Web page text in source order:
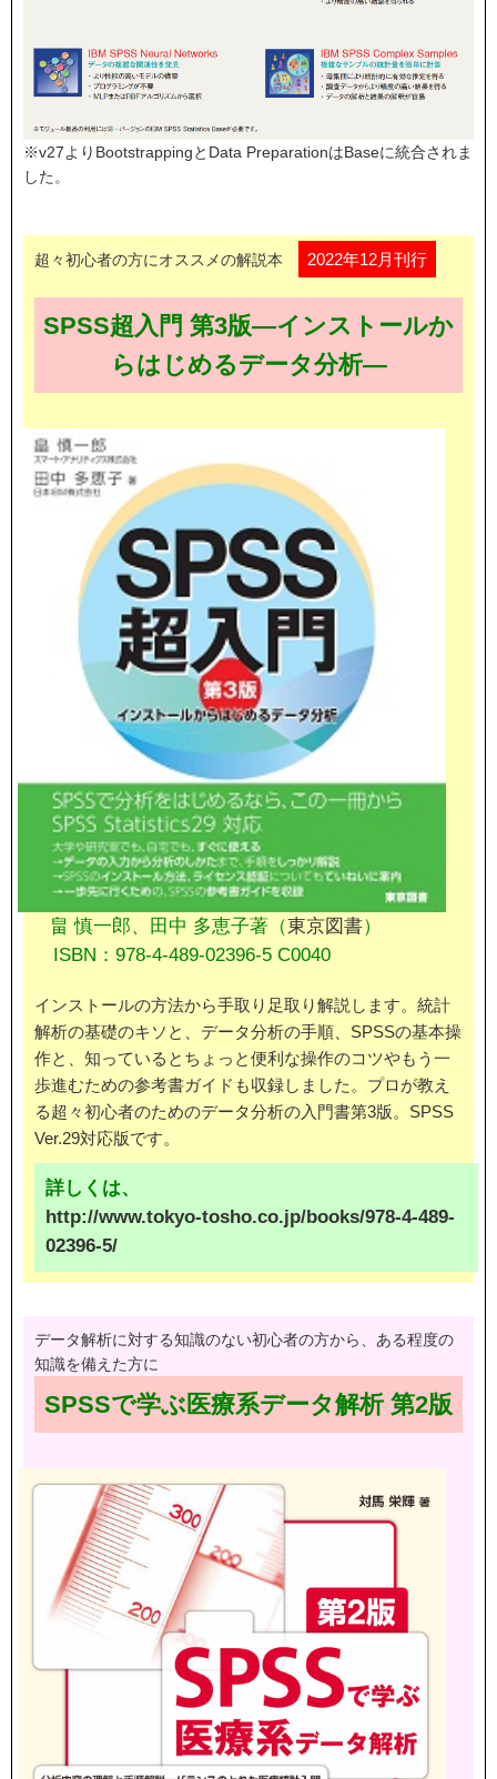
※v27よりBootstrappingとData PreparationはBaseに統合されま
した。
超々初心者の方にオススメの解説本 2022年12月刊行
SPSS超入門 第3版―インストールか
らはじめるデータ分析―
畠 慎一郎、田中 多恵子著（東京図書）
ISBN：978-4-489-02396-5 C0040
インストールの方法から手取り足取り解説します。統計
解析の基礎のキソと、データ分析の手順、SPSSの基本操
作と、知っているとちょっと便利な操作のコツやもう一
歩進むための参考書ガイドも収録しました。プロが教え
る超々初心者のためのデータ分析の入門書第3版。SPSS
Ver.29対応版です。
詳しくは、
http://www.tokyo-tosho.co.jp/books/978-4-489-
02396-5/
データ解析に対する知識のない初心者の方から、ある程度の
知識を備えた方に
SPSSで学ぶ医療系データ解析 第2版